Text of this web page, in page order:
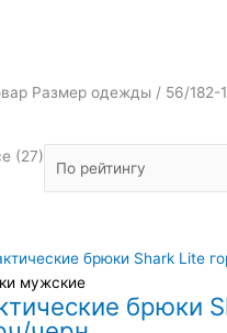
Размер одежды / 56/182-
(27)
мужские
брюки